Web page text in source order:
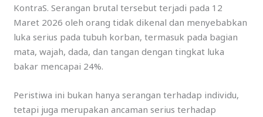
KontraS. Serangan brutal tersebut terjadi pada 12
Maret 2026 oleh orang tidak dikenal dan menyebabkan
luka serius pada tubuh korban, termasuk pada bagian
mata, wajah, dada, dan tangan dengan tingkat luka
bakar mencapai 24%.
Peristiwa ini bukan hanya serangan terhadap individu,
tetapi juga merupakan ancaman serius terhadap